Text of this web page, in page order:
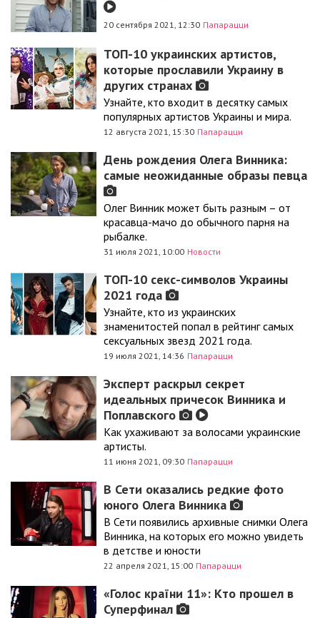
20 сентября 2021, 12:30 Папарацци
ТОП-10 украинских артистов,
которые прославили Украину в
других странах
Узнайте, кто входит в десятку самых
популярных артистов Украины и мира.
12 августа 2021, 15:30 Папарацци
День рождения Олега Винника:
самые неожиданные образы певца
Олег Винник может быть разным – от
красавца-мачо до обычного парня на
рыбалке.
31 июля 2021, 10:00 Новости
ТОП-10 секс-символов Украины
2021 года
Узнайте, кто из украинских
знаменитостей попал в рейтинг самых
сексуальных звезд 2021 года.
19 июля 2021, 14:36 Папарацци
Эксперт раскрыл секрет
идеальных причесок Винника и
Поплавского
Как ухаживают за волосами украинские
артисты.
11 июня 2021, 09:30 Папарацци
В Сети оказались редкие фото
юного Олега Винника
В Сети появились архивные снимки Олега
Винника, на которых его можно увидеть
в детстве и юности
22 апреля 2021, 15:00 Папарацци
«Голос країни 11»: Кто прошел в
Суперфинал